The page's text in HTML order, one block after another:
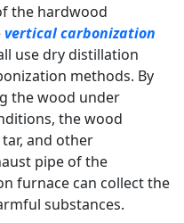
the hardwood
vertical carbonization
use dry distillation
methods. By
the wood under
the wood
and other
pipe of the
furnace can collect the
substances.